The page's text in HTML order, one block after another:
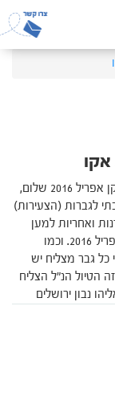
הנדון: הפקת הטיול לבלקן אפריל 2016 שלום,
לגברות (הצעירות)
ואחריות למען
הצלחת הטיול לבלקן באפריל 2016. וכמו
כל גבר מצליח יש
הטיול הנ"ל הצליח
נבון ירושלים